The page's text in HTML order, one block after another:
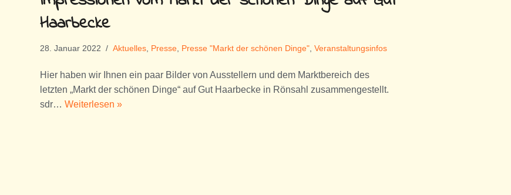
Haarbecke
28. Januar 2022 Aktuelles, Presse, Presse "Markt der schönen Dinge", Veranstaltungsinfos
Hier haben wir Ihnen ein paar Bilder von Ausstellern und dem Marktbereich des
letzten „Markt der schönen Dinge“ auf Gut Haarbecke in Rönsahl zusammengestellt.
sdr… Weiterlesen »